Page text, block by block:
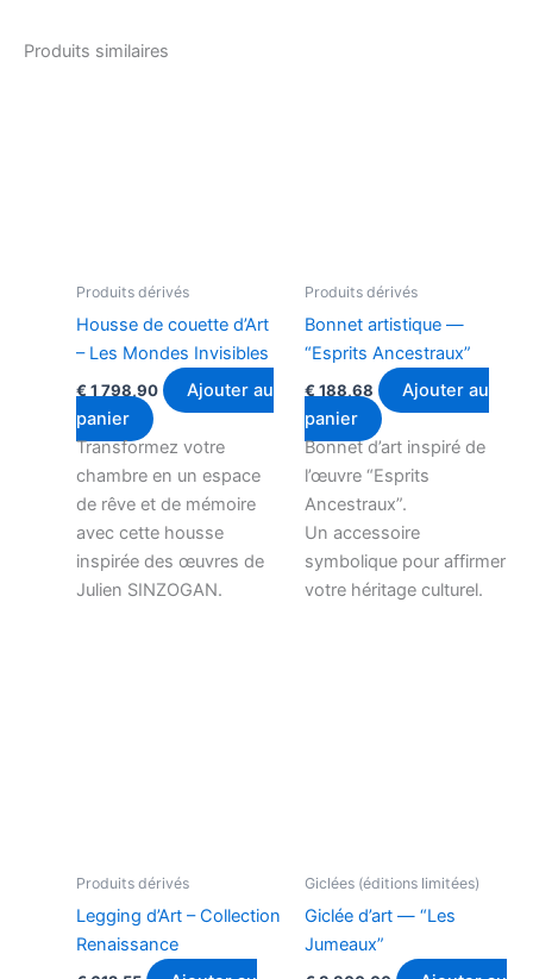
Produits similaires
Produits dérivés
Housse de couette d’Art
– Les Mondes Invisibles
€ 1 798,90
Ajouter au
panier
Transformez votre
chambre en un espace
de rêve et de mémoire
avec cette housse
inspirée des œuvres de
Julien SINZOGAN.
Produits dérivés
Bonnet artistique —
“Esprits Ancestraux”
€ 188,68
Ajouter au
panier
Bonnet d’art inspiré de
l’œuvre “Esprits
Ancestraux”.
Un accessoire
symbolique pour affirmer
votre héritage culturel.
Produits dérivés
Legging d’Art – Collection
Renaissance
Giclées (éditions limitées)
Giclée d’art — “Les
Jumeaux”